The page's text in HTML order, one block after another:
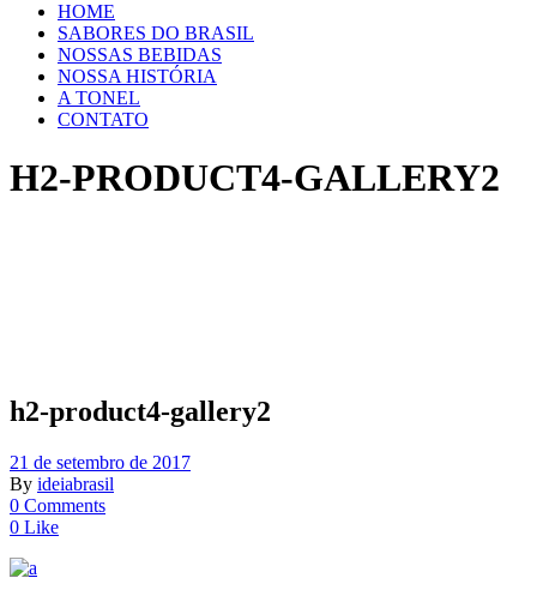
HOME
SABORES DO BRASIL
NOSSAS BEBIDAS
NOSSA HISTÓRIA
A TONEL
CONTATO
H2-PRODUCT4-GALLERY2
h2-product4-gallery2
21 de setembro de 2017
By ideiabrasil
0 Comments
0 Like